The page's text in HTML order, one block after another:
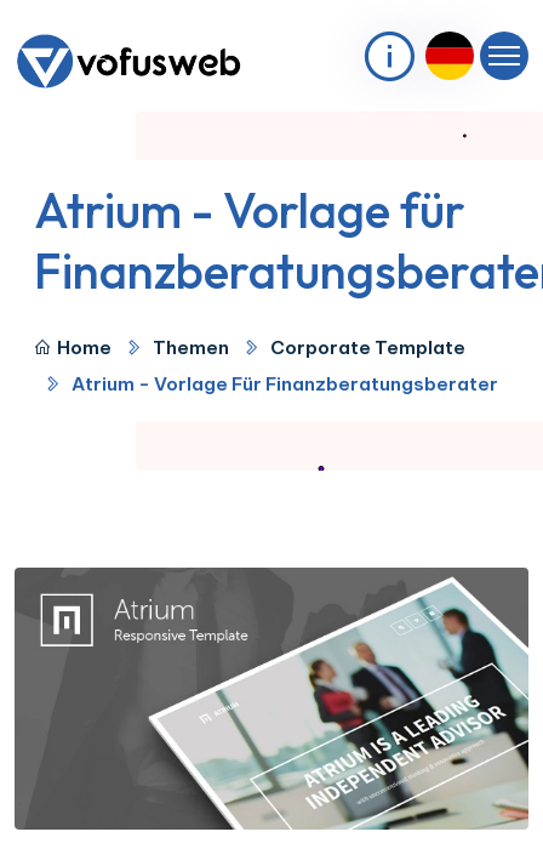
Atrium - Vorlage für
Home Themen
Corporate Template
Atrium - Vorlage Für Finanzberatungsberater